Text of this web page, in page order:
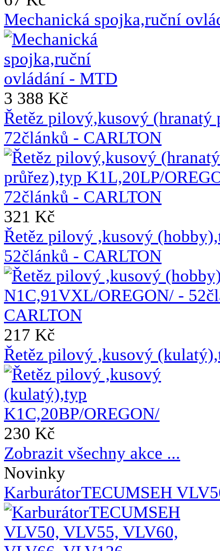
Mechanická spojka,ruční
3 388 Kč
Řetěz pilový,kusový
72článků - CARLTON
321 Kč
Řetěz pilový ,kusový
52článků - CARLTON
217 Kč
Řetěz pilový ,kusový
230 Kč
Zobrazit všechny akce ...
Novinky
KarburátorTECUMSEH